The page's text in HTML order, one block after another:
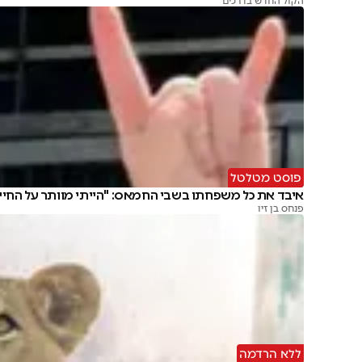
פוסט מטלטל
איבד את כל משפחתו בשבי החמאס: "הייתי מוותר על
פנחס בן זיו
ללא הרדמה